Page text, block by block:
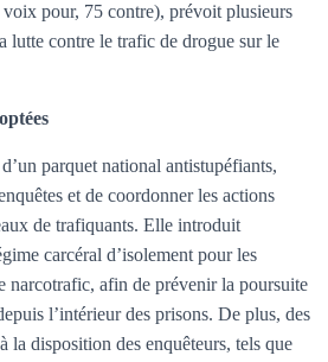
pour, 75 contre), prévoit plusieurs
lutte contre le trafic de drogue sur le
parquet national antistupéfiants,
et de coordonner les actions
de trafiquants. Elle introduit
carcéral d’isolement pour les
narcotrafic, afin de prévenir la poursuite
l’intérieur des prisons. De plus, des
la disposition des enquêteurs, tels que